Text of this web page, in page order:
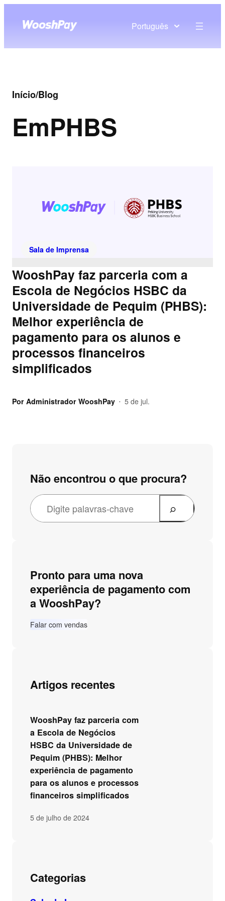
Português
Início/Blog
EmPHBS
Sala de Imprensa
WooshPay faz parceria com a
Escola de Negócios HSBC da
Universidade de Pequim (PHBS):
Melhor experiência de
pagamento para os alunos e
processos financeiros
simplificados
Por Administrador WooshPay • 5 de jul.
Não encontrou o que procura?
P
e
i
s
a
Pronto para uma nova
experiência de pagamento com
a WooshPay?
Falar com vendas
Artigos recentes
WooshPay faz parceria com
a Escola de Negócios
HSBC da Universidade de
Pequim (PHBS): Melhor
experiência de pagamento
para os alunos e processos
financeiros simplificados
5 de julho de 2024
Categorias